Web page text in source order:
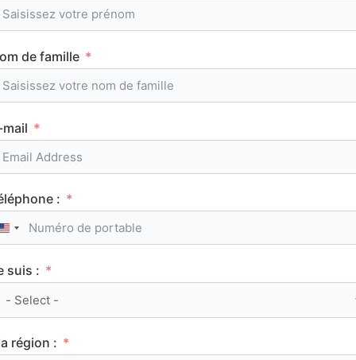
Tous les articles
AuFutur
candidature en information communication
de famille
:
United States +1
suis :
région :